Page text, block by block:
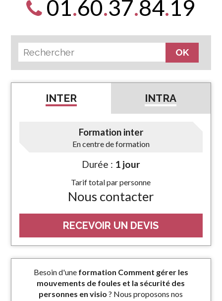
01.60.37.84.19
INTER INTRA
Formation inter
En centre de formation
Durée : 1 jour
Tarif total par personne
Nous contacter
RECEVOIR UN DEVIS
Besoin d'une formation Comment gérer les
mouvements de foules et la sécurité des
personnes en visio ? Nous proposons nos